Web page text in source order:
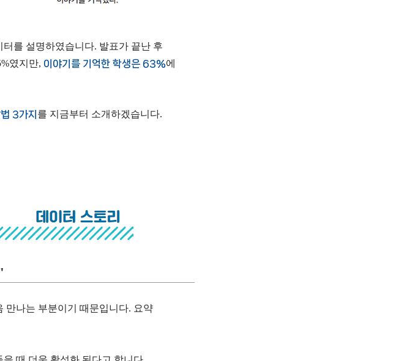
를 설명하였습니다. 발표가 끝난 후
였지만, 이야기를 기억한 학생은 63%에
3가지 를 지금부터 소개하겠습니다.
만나는 부분이기 때문입니다. 요약